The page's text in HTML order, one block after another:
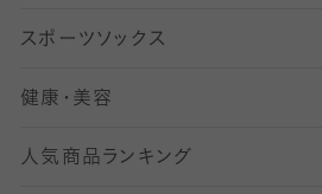
ハイソックス
オーバーニー・ニーハイソックス
81 〜110デニールタイツ
111〜210デニールタイツ
211デニールタイツ以上（防寒・
マタニティレギンス
5 分丈
6 分丈レギンス
結婚式用ストッキング
美脚ストッキング
オールスルーストッキング
匠シリーズ
フレッシャーズ向けソックス・靴
冠婚葬祭向けソックス・靴下
スポーツソックス
ランニングソックス・靴下
ゴルフソックス・靴下
健康・美容
インナーソックス
人気商品ランキング